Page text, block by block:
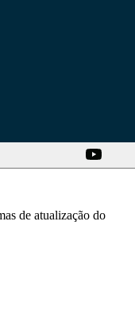
de atualização do